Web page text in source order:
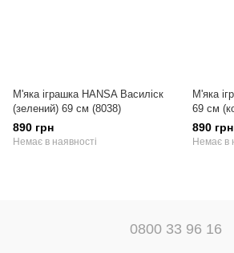
М'яка іграшка HANSA Василіск
(зелений) 69 см (8038)
890 грн
Немає в наявності
М'яка
69 см
890 грн
Немає в
0800 33 96 16